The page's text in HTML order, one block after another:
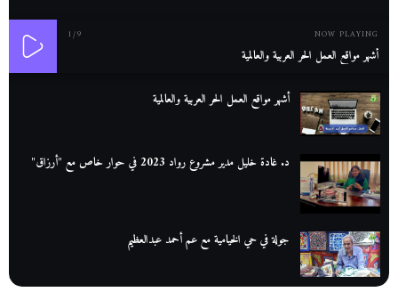
NOW PLAYING
1/9
أشهر مواقع العمل الحر العربية والعالمية
أشهر مواقع العمل الحر العربية والعالمية
د. غادة خليل مدير مشروع رواد 2023 في حوار خاص مع "أرزاق"
جولة في حي الخيامية مع عم أحمد عبدالعظيم